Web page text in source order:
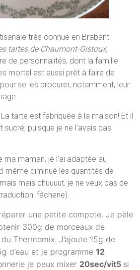
très connue en Brabant
tartes de Chaumont-Gistoux,
de personnalités, dont la famille
mortel est aussi prêt à faire de
se les procurer, notamment, leur
tarte est fabriquée à la maison! Et il
sucré, puisque je ne l’avais pas
maman, je l’ai adaptée au
même diminué les quantités de
mais chuuuut, je ne veux pas de
fâcherie).
une petite compote. Je pèle
300g de morceaux de
Thermomix. J’ajoute 15g de
d’eau et je programme 12
je peux mixer 20sec/vit5 si